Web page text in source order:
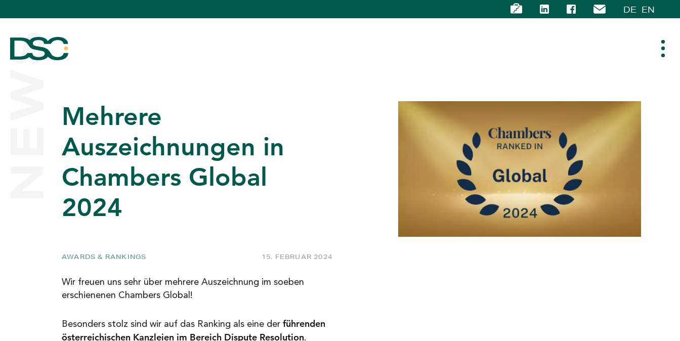
DE EN
ÜBER UNS
EXPERTISE
TEAM
NEWS
KARRIERE
KONTAKT
NEWS Mehrere
Auszeichnungen in
Chambers Global
2024
AWARDS & RANKINGS 15. FEBRUAR 2024
Wir freuen uns sehr über mehrere Auszeichnung im soeben
erschienenen Chambers Global!
Besonders stolz sind wir auf das Ranking als eine der führenden
österreichischen Kanzleien im Bereich Dispute Resolution.